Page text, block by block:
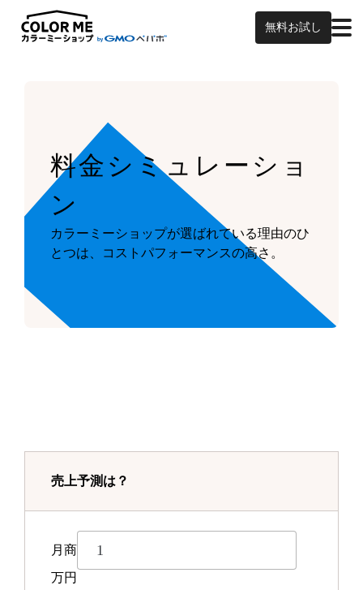
無料お試し
料金シミュレーショ
ン
カラーミーショップが選ばれている理由のひ
とつは、 コストパフォーマンスの高さ。
売上予測は？
月商
万円